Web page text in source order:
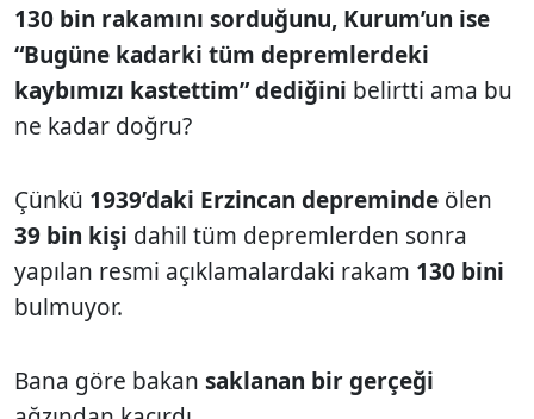
130 bin rakamını sorduğunu, Kurum’un ise
“Bugüne kadarki tüm depremlerdeki
kaybımızı kastettim” dediğini belirtti ama bu
ne kadar doğru?
Çünkü 1939’daki Erzincan depreminde ölen
39 bin kişi dahil tüm depremlerden sonra
yapılan resmi açıklamalardaki rakam 130 bini
bulmuyor.
Bana göre bakan saklanan bir gerçeği